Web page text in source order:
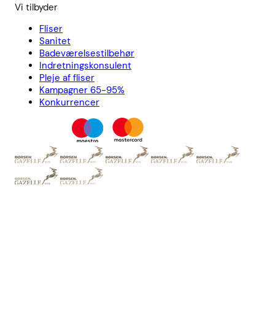
Vi tilbyder
Fliser
Sanitet
Badeværelsestilbehør
Indretningskonsulent
Pleje af fliser
Kampagner 65-95%
Konkurrencer